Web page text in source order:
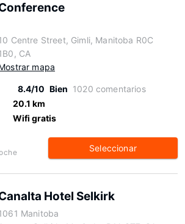
Centre Street, Gimli, Manitoba R0C
CA
mapa
8.4/10 Bien 1020 comentarios
20.1 km
Wifi gratis
Seleccionar
Hotel Selkirk
Manitoba